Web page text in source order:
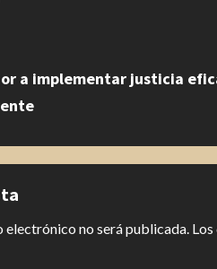
a implementar justicia
electrónico no será publicada.